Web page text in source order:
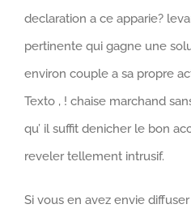
declaration a ce apparie?
pertinente qui gagne une
environ couple a sa propre
Texto , ! chaise marchand
qu’ il suffit denicher le bon
reveler tellement intrusif.
Si vous en avez envie